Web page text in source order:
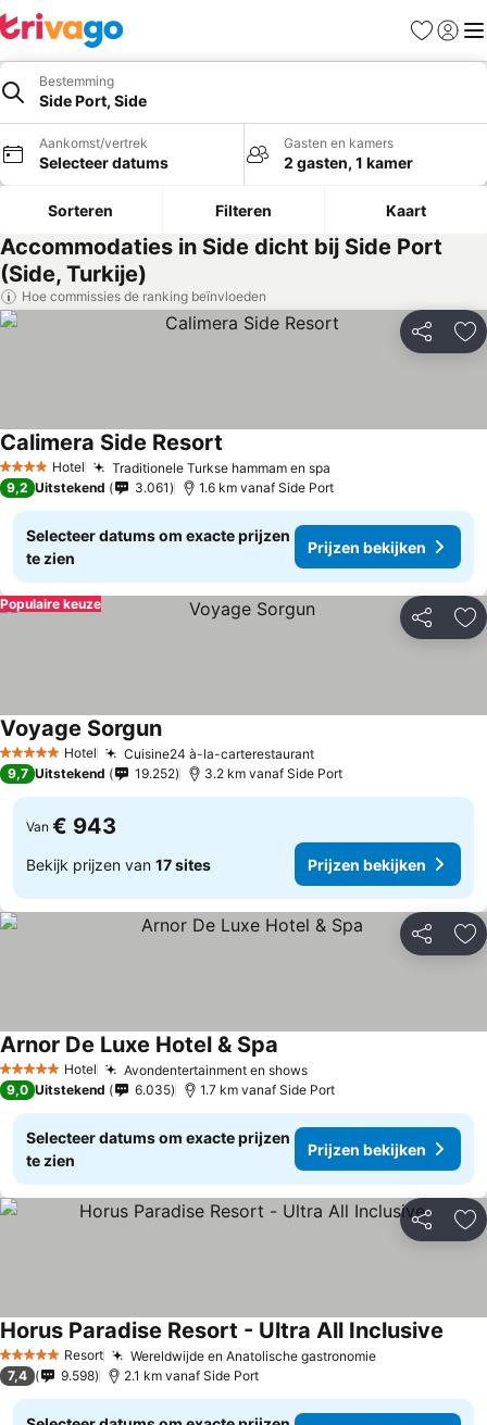
Favorieten
Bestemming
Side Port, Side
Aankomst/vertrek
Selecteer datums
Gasten en kamers
2 gasten, 1 kamer
Sorteren Filteren Kaart
Accommodaties in Side dicht bij Side Port
(Side, Turkije)
Hoe commissies de ranking beïnvloeden
Delen
4 SterrenHotel Traditionele Turkse hammam en spa
Calimera Side Resort
9,2 Uitstekend 3.061 1.6 km vanaf Side Port
Selecteer datums om exacte prijzen
te zien
Prijzen bekijken
Delen
Populaire keuze
5 Sterren Hotel Cuisine24 à-la-carterestaurant
Voyage Sorgun
9,7 Uitstekend 19.252 3.2 km vanaf Side Port
Van € 943
Bekijk prijzen van 17 sites Prijzen bekijken
Delen
5 Sterren Hotel Avondentertainment en shows
Arnor De Luxe Hotel & Spa
9,0 Uitstekend 6.035 1.7 km vanaf Side Port
Selecteer datums om exacte prijzen
te zien
Prijzen bekijken
Delen
5 Sterren Resort Wereldwijde en Anatolische gastronomie
Horus Paradise Resort - Ultra All Inclusive
7,4 9.598 2.1 km vanaf Side Port